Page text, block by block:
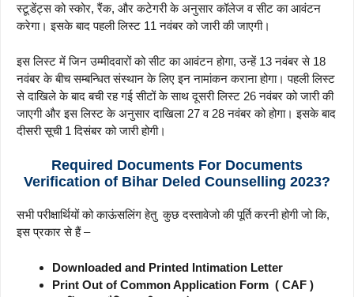
स्टूडेंट्स को स्कोर, रैंक, और कटेगरी के अनुसार कॉलेज व सीट का आवंटन
करेगा। इसके बाद पहली लिस्ट 11 नवंबर को जारी की जाएगी।
इस लिस्ट में जिन उम्मीदवारों को सीट का आवंटन होगा, उन्हें 13 नवंबर से 18
नवंबर के बीच सम्बन्धित संस्थान के लिए इन नामांकन कराना होगा। पहली लिस्ट
से दाखिले के बाद बची रह गई सीटों के साथ दूसरी लिस्ट 26 नवंबर को जारी की
जाएगी और इस लिस्ट के अनुसार दाखिला 27 व 28 नवंबर को होगा। इसके बाद
दीसरी सूची 1 दिसंबर को जारी होगी।
Required Documents For Documents
Verification of Bihar Deled Counselling 2023?
सभी परीक्षार्थियों को काऊंसलिंग हेतु कुछ दस्तावेजो की पूर्ति करनी होगी जो कि,
इस प्रकार से हैं –
Downloaded and Printed Intimation Letter
Print Out of Common Application Form ( CAF )